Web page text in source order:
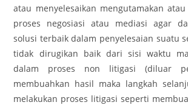
atau menyelesaikan mengutamakan
proses negosiasi atau mediasi agar
solusi terbaik dalam penyelesaian suatu
tidak dirugikan baik dari sisi waktu
dalam proses non litigasi (diluar
membuahkan hasil maka langkah
melakukan proses litigasi seperti